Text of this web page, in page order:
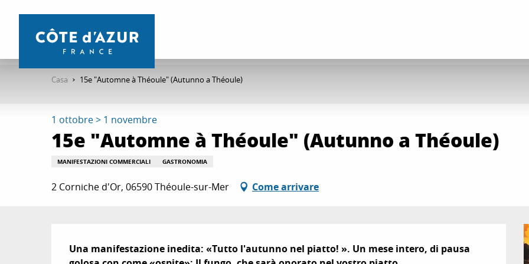
contenu
Casa 15e "Automne à Théoule" (Autunno a Théoule)
1 ottobre > 1 novembre
15e "Automne à Théoule" (Autunno a Théoule)
MANIFESTAZIONI COMMERCIALI GASTRONOMIA
2 Corniche d'Or, 06590 Théoule-sur-Mer Come arrivare
Descrizione
Una manifestazione inedita: «Tutto l'autunno nel piatto! ». Un mese intero, di pausa